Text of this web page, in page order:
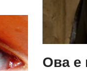
Ова е